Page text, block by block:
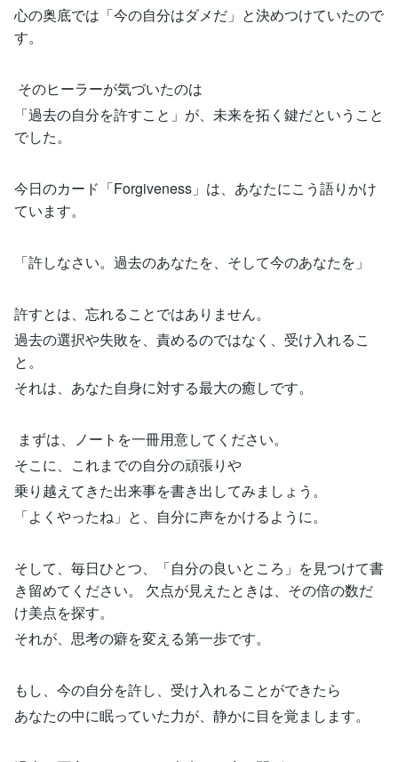
心の奥底では「今の自分はダメだ」と決めつけていたので
す。
そのヒーラーが気づいたのは
「過去の自分を許すこと」が、未来を拓く鍵だということ
でした。
今日のカード「Forgiveness」は、あなたにこう語りかけ
ています。
「許しなさい。過去のあなたを、そして今のあなたを」
許すとは、忘れることではありません。
過去の選択や失敗を、責めるのではなく、受け入れるこ
と。
それは、あなた自身に対する最大の癒しです。
まずは、ノートを一冊用意してください。
そこに、これまでの自分の頑張りや
乗り越えてきた出来事を書き出してみましょう。
「よくやったね」と、自分に声をかけるように。
そして、毎日ひとつ、「自分の良いところ」を見つけて書
き留めてください。 欠点が見えたときは、その倍の数だ
け美点を探す。
それが、思考の癖を変える第一歩です。
もし、今の自分を許し、受け入れることができたら
あなたの中に眠っていた力が、静かに目を覚まします。